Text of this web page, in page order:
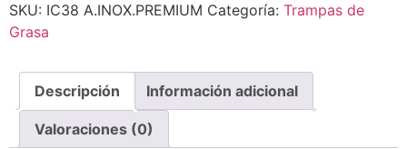
SKU: IC38 A.INOX.PREMIUM Categoría: Trampas de
Grasa
Descripción Información adicional
Valoraciones (0)